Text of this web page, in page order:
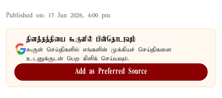
Published on: 17 Jun 2026, 4:00 pm
தினத்தந்தியை கூகுளில் பின்தொடரவும்
கூகுள் செய்திகளில் எங்களின் முக்கியச் செய்திகளை
உடனுக்குடன் பெற கிளிக் செய்யவும்.
Add as Preferred Source